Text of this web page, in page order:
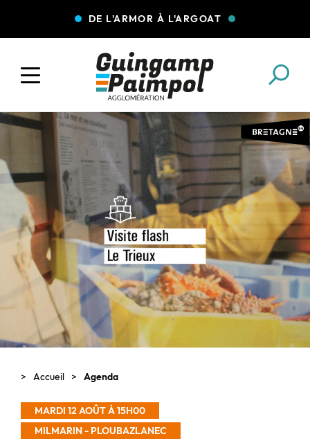
DE L'ARMOR À L'ARGOAT
COLLECTE DES DÉCHETS EAU ET ASSAINISSEMENT
ENFANCE JEUNESSE L'AGGLO' RECRUTE
ASSOCIATIONS PISCINES
Accueil Agenda
MARDI 12 AOÛT À 15H00
MILMARIN - PLOUBAZLANEC